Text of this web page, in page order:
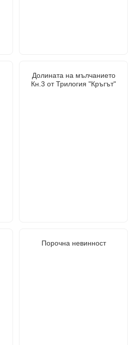
Долината на мълчанието
Кн.3 от Трилогия "Кръгът"
Порочна невинност